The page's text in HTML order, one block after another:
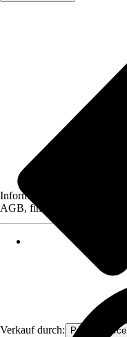
Verkauf durch:
Informationen des
AGB, finden Sie bei Klick